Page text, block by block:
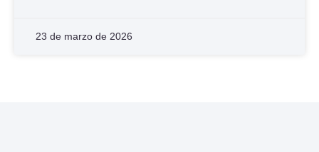
23 de marzo de 2026